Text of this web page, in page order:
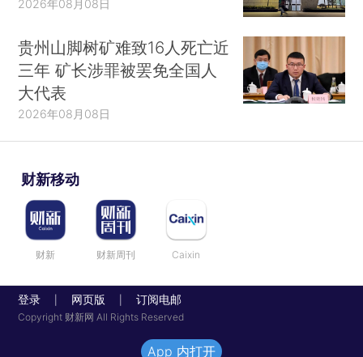
2026年08月08日
贵州山脚树矿难致16人死亡近
三年 矿长涉罪被罢免全国人
大代表
2026年08月08日
财新移动
财新 财新周刊 Caixin
登录 网页版 订阅电邮
Copyright 财新网 All Rights Reserved
App 内打开